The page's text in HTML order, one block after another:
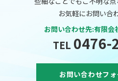
お気軽にお問い合
お問い合わせ先:有限会
TEL 0476-
お問い合わせフ